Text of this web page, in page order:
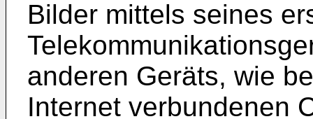
Bilder mittels seines
anderen Geräts, wie
Internet verbundenen